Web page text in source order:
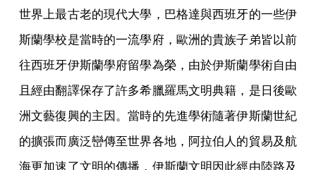
世界上最古老的現代大學，巴格達與西班牙的一些伊
斯蘭學校是當時的一流學府，歐洲的貴族子弟皆以前
往西班牙伊斯蘭學府留學為榮，由於伊斯蘭學術自由
且經由翻譯保存了許多希臘羅馬文明典籍，是日後歐
洲文藝復興的主因。當時的先進學術隨著伊斯蘭世紀
的擴張而廣泛巒傳至世界各地，阿拉伯人的貿易及航
海更加速了文明的傳播，伊斯蘭文明因此經由陸路及